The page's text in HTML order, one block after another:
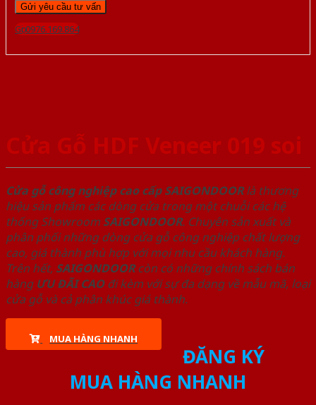
Gọi 0976.169.864
Cửa Gỗ HDF Veneer 019 soi
Cửa gỗ công nghiệp cao cấp SAIGONDOORlà thương
hiệu sản phẩm các dòng cửa trong một chuỗi các hệ
thống Showroom SAIGONDOOR. Chuyên sản xuất và
phân phối những dòng cửa gỗ công nghiệp chất lượng
cao, giá thành phù hợp với mọi nhu cầu khách hàng.
Trên hết, SAIGONDOORcòn có những chính sách bán
hàng ƯU ĐÃI CAOđi kèm với sự đa dạng về mẫu mã, loại
cửa gỗ và cả phân khúc giá thành.
MUA HÀNG NHANH
ĐĂNG KÝ
MUA HÀNG NHANH